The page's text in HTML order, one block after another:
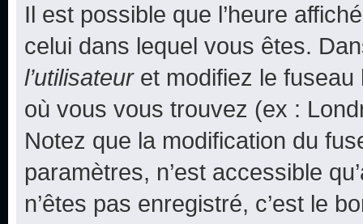
Il est possible que l’heure
celui dans lequel vous êtes.
l’utilisateuret modifiez le fuseau
où vous vous trouvez (ex :
Notez que la modification du
paramètres, n’est accessible
n’êtes pas enregistré, c’est le